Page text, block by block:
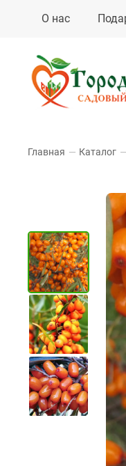
О нас
Главная — Каталог —